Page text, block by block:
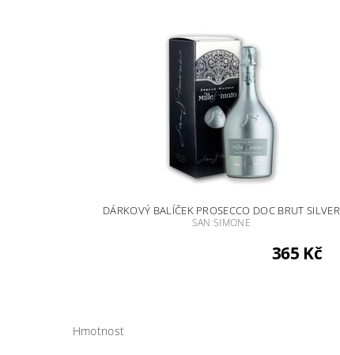
DÁRKOVÝ BALÍČEK PROSECCO DOC BRUT SILVER
SAN SIMONE
365 Kč
Hmotnost